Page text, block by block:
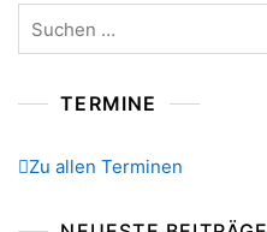
TERMINE
Zu allen Terminen